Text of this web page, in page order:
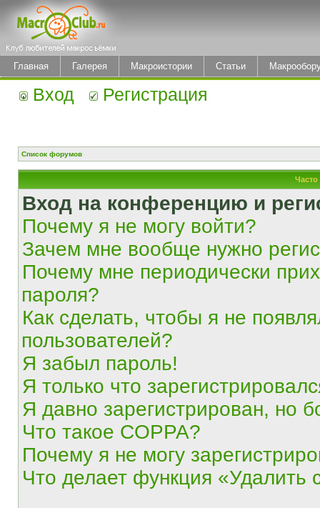
Главная Галерея Макроистории Статьи
Вход Регистрация
Список форумов
Вход на конференцию и
Почему я не могу войти?
Зачем мне вообще нужно
Почему мне периодически
пароля?
Как сделать, чтобы я не
пользователей?
Я забыл пароль!
Я только что
Я давно зарегистрирован, но
Что такое COPPA?
Почему я не могу
Что делает функция «Удалить